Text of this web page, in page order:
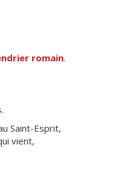
romain.
Saint-Esprit,
vient,